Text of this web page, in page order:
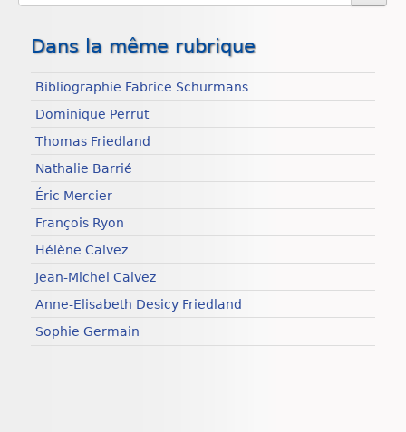
Dans la même rubrique
Bibliographie Fabrice Schurmans
Dominique Perrut
Thomas Friedland
Nathalie Barrié
Éric Mercier
François Ryon
Hélène Calvez
Jean-Michel Calvez
Anne-Elisabeth Desicy Friedland
Sophie Germain